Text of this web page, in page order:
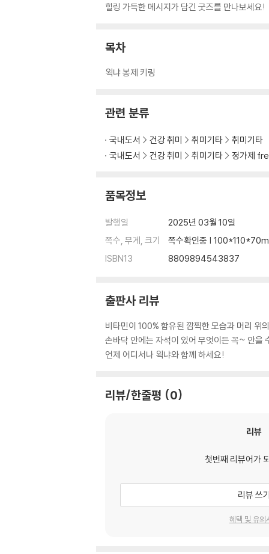
힐링 가득한 메시지가 담긴 굿즈를 만나보세요!
목차
왹냐 봉제 키링
관련 분류
국내도서 건강 취미 취미기타
취미기타
국내도서
건강 취미 취미기타 정가제
품목정보
발행일
2025년 03월 10일
쪽수, 무게, 크기
쪽수확인중 |
ISBN13
8809894543837
출판사 리뷰
비타민이 100% 함유된 깜찍한 모습과 머리 위
손바닥 안에는 자석이 있어 무엇이든 꼭~ 안을
언제 어디서나 왹냐와 함께 하세요!
리뷰/한줄평 0
리뷰
첫번째 리뷰어가
리뷰 쓰기
혜택 및 유의